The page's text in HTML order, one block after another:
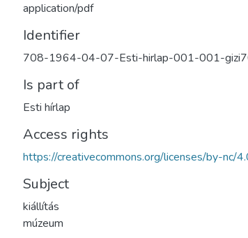
application/pdf
Identifier
708-1964-04-07-Esti-hirlap-001-001-
Is part of
Esti hírlap
Access rights
https://creativecommons.org/licenses/by-nc/
Subject
kiállítás
múzeum